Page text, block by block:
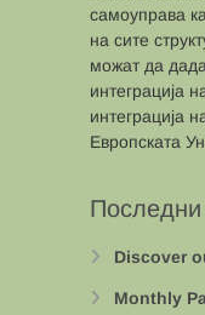
самоуправа
на сите
можат да
интеграција
интеграција
Европската
Последни
Discover
Monthly